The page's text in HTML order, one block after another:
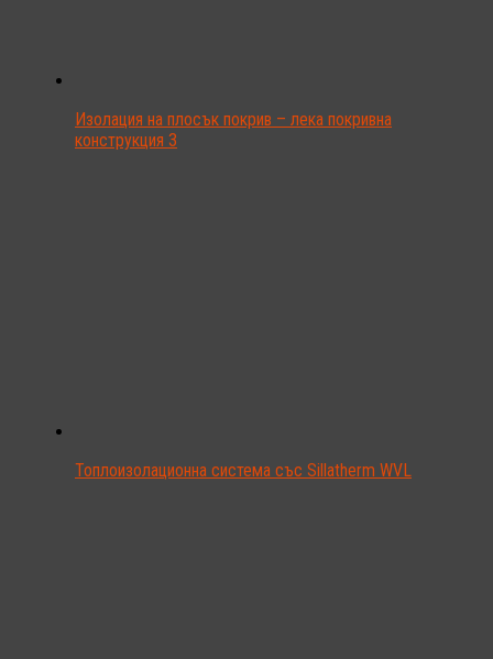
Изолация на плосък покрив – лека покривна
конструкция 3
Топлоизолационна система със Sillatherm WVL